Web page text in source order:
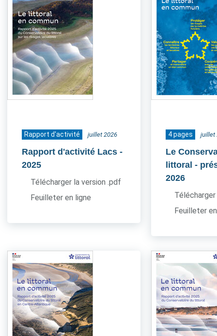
Rapport d'activité juillet 2026
Rapport d'activité Lacs -
2025
Télécharger la version .pdf
Feuilleter en ligne
4 pages juillet
Le
littoral -
2026
Feuilleter